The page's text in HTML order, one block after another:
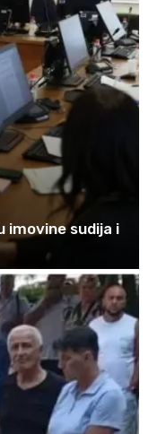
imovine sudija i